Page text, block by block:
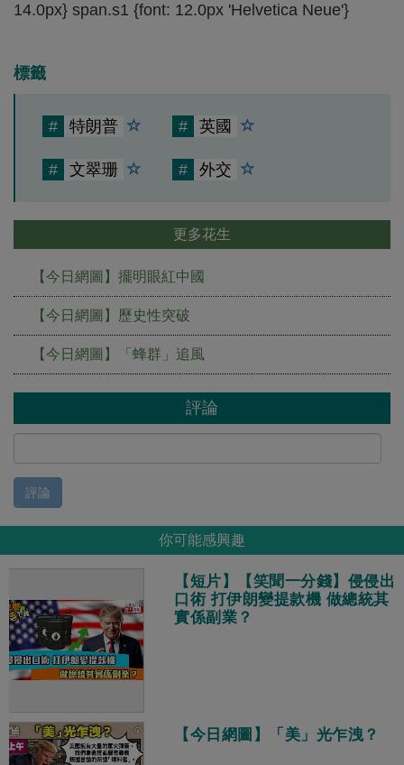
14.0px} span.s1 {font: 12.0px 'Helvetica Neue'}
標籤
# 特朗普 # 英國
# 文翠珊 # 外交
更多花生
【今日網圖】擺明眼紅中國
【今日網圖】歷史性突破
【今日網圖】「蜂群」追風
評論
評論
你可能感興趣
【短片】【笑聞一分錢】侵侵出
口術 打伊朗變提款機 做總統其
實係副業？
【今日網圖】「美」光乍洩？